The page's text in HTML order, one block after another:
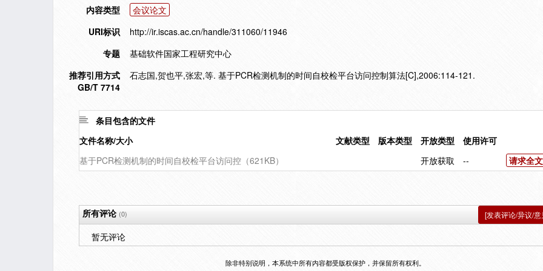
内容类型
会议论文
URI标识
http://ir.iscas.ac.cn/handle/311060/11946
专题
基础软件国家工程研究中心
推荐引用方式
GB/T 7714
石志国,贺也平,张宏,等. 基于PCR检测机制的时间自校检平台访问控制算法[C],2006:114-121.
条目包含的文件
文件名称/大小
文献类型 版本类型 开放类型
使用许可
基于PCR检测机制的时间自校检平台访问控（621KB）
开放获取 -- 请求全文
所有评论(0) [发表评论/异议/意
暂无评论
除非特别说明，本系统中所有内容都受版权保护，并保留所有权利。